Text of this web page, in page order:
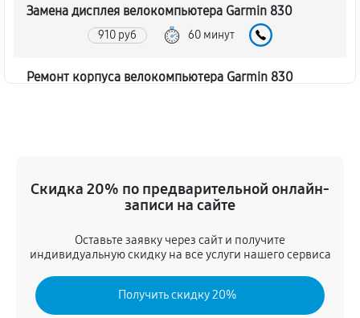
Замена дисплея велокомпьютера Garmin 830
910 руб 60 минут
Ремонт корпуса велокомпьютера Garmin 830
Ремонт кнопки велокомпьютера Garmin 830
60 минут
Комплексная чистка велокомпьютера Garmin 830
530 руб 60 минут
Скидка 20% по предварительной онлайн-
записи на сайте
Оставьте заявку через сайт и получите
индивидуальную скидку на все услуги нашего сервиса
Получить скидку 20%